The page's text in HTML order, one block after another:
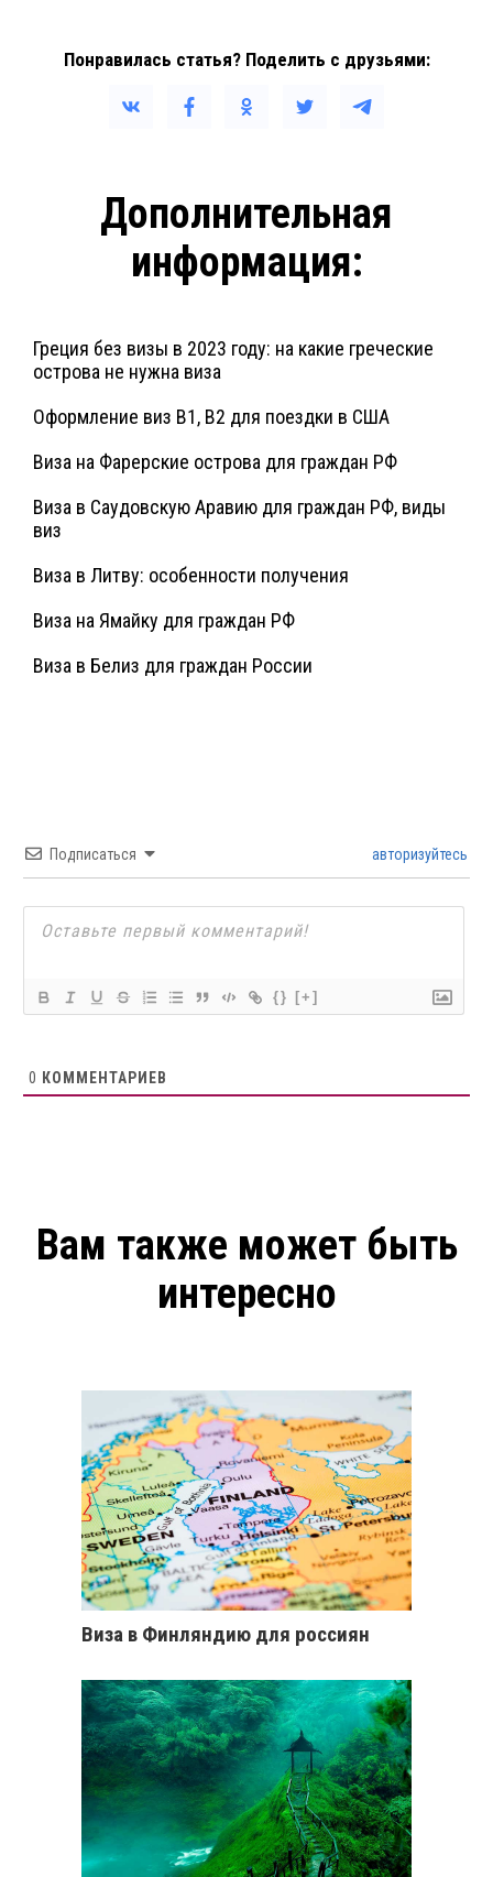
Понравилась статья? Поделить с друзьями:
Дополнительная
информация:
Греция без визы в 2023 году: на какие греческие
острова не нужна виза
Оформление виз B1, B2 для поездки в США
Виза на Фарерские острова для граждан РФ
Виза в Саудовскую Аравию для граждан РФ, виды
виз
Виза в Литву: особенности получения
Виза на Ямайку для граждан РФ
Виза в Белиз для граждан России
Подписаться авторизуйтесь
{} [+]
0 КОММЕНТАРИЕВ
Вам также может быть
интересно
Виза в Финляндию для россиян